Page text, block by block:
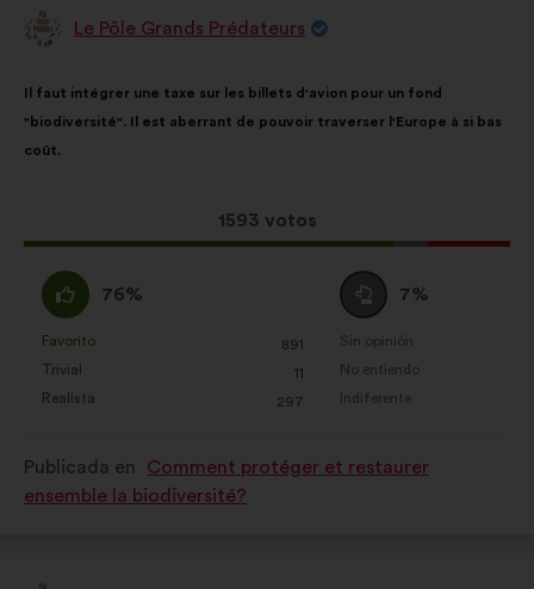
PropuestaLe Pôle Grands Prédateurs
de
la
propuesta:
Il faut intégrer une taxe sur les billets d'avion pour un fond
"biodiversité". Il est aberrant de pouvoir traverser l'Europe à si bas
coût.
Esta
propuesta
1593 votos
el
siguiente
reparto:
A
favor
:
76%
calificado
como:
Favorito
: 891
veces
Trivial 11
veces
Realista
: 297
veces
Neutro
:
7%
calificado
Sin opinión
:veces
No entiendo
:veces
Indiferente
:veces
Publicada en
Comment protéger et restaurer
ensemble la biodiversité?